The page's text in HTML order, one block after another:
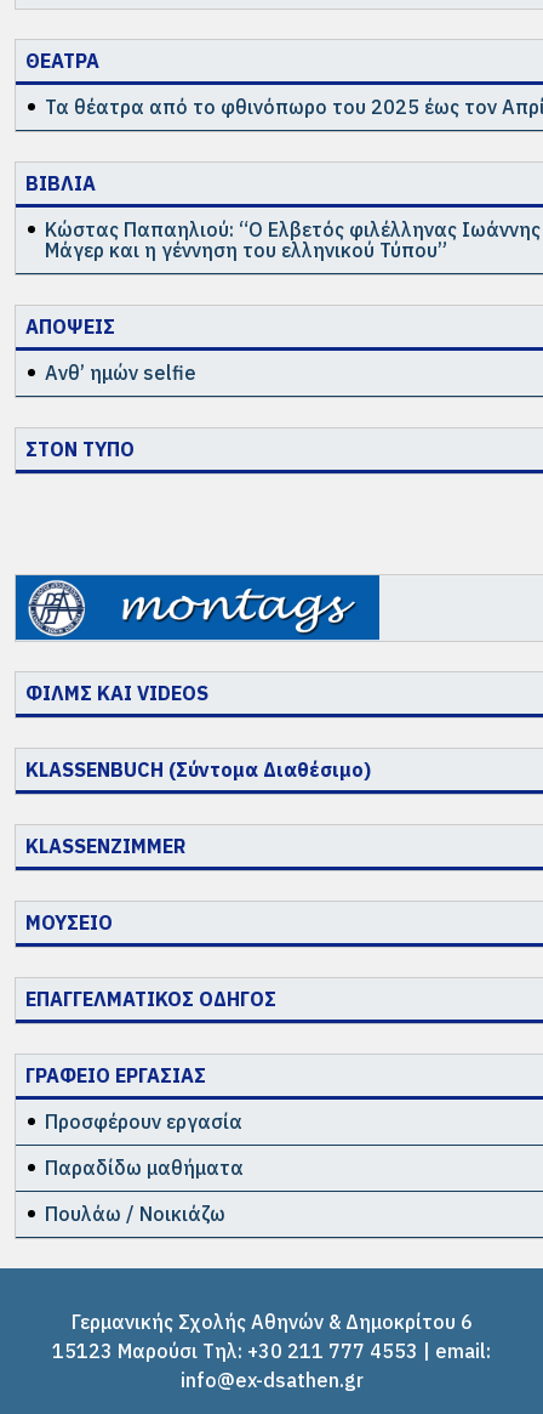
ΘΕΑΤΡΑ
Τα θέατρα από το φθινόπωρο του 2025 έως τον
ΒΙΒΛΙΑ
Κώστας Παπαηλιού: “Ο Ελβετός φιλέλληνας
Μάγερ και η γέννηση του ελληνικού Τύπου”
ΑΠΟΨΕΙΣ
Ανθ’ ημών selfie
ΣΤΟΝ ΤΥΠΟ
ΦΙΛΜΣ ΚΑΙ VIDEOS
KLASSENBUCH (Σύντομα Διαθέσιμο)
KLASSENZIMMER
ΜΟΥΣΕΙΟ
ΕΠΑΓΓΕΛΜΑΤΙΚΟΣ ΟΔΗΓΟΣ
ΓΡΑΦΕΙΟ ΕΡΓΑΣΙΑΣ
Προσφέρουν εργασία
Παραδίδω μαθήματα
Πουλάω / Νοικιάζω
Γερμανικής Σχολής Αθηνών & Δημοκρίτου 6
15123 Μαρούσι Tηλ: +30 211 777 4553 | email:
info@ex-dsathen.gr